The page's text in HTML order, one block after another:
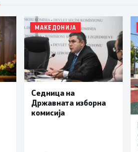
МАКЕДОНИЈА
Седница на
Државната изборна
комисија